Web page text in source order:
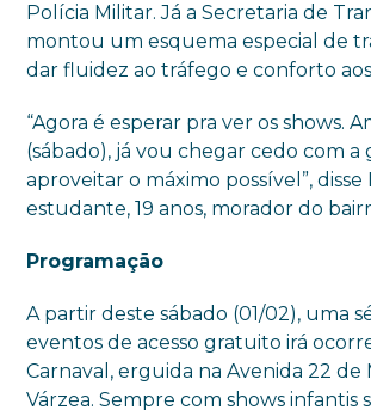
Polícia Militar. Já a Secretaria de
montou um esquema especial de
dar fluidez ao tráfego e conforto
“Agora é esperar pra ver os shows.
(sábado), já vou chegar cedo com a
aproveitar o máximo possível”,
estudante, 19 anos, morador do
Programação
A partir deste sábado (01/02), uma
eventos de acesso gratuito irá
Carnaval, erguida na Avenida 22 de
Várzea. Sempre com shows infantis